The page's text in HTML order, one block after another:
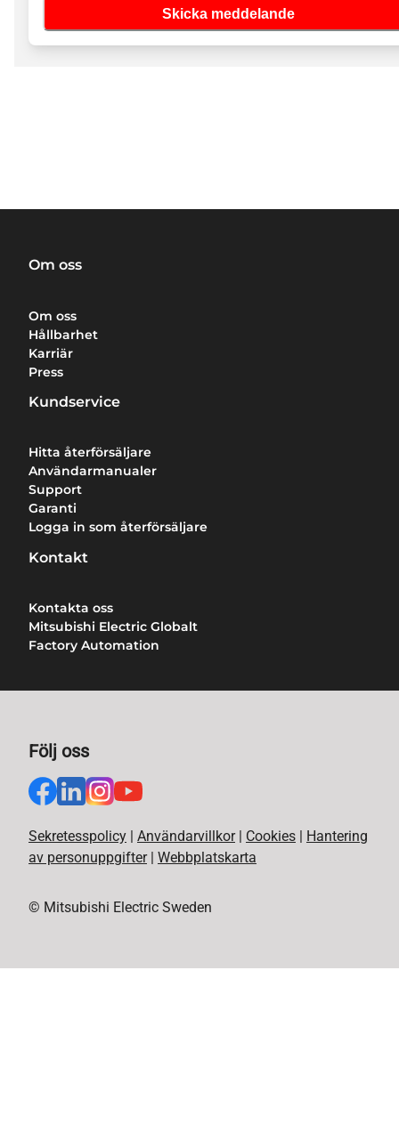
Skicka meddelande
Om oss
Om oss
Hållbarhet
Karriär
Press
Kundservice
Hitta återförsäljare
Användarmanualer
Support
Garanti
Logga in som återförsäljare
Kontakt
Kontakta oss
Mitsubishi Electric Globalt
Factory Automation
Följ oss
Sekretesspolicy | Användarvillkor | Cookies | Hantering
av personuppgifter | Webbplatskarta
© Mitsubishi Electric Sweden